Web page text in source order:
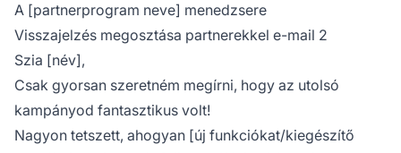
A [partnerprogram neve] menedzsere
Visszajelzés megosztása partnerekkel e-mail 2
Szia [név],
Csak gyorsan szeretném megírni, hogy az utolsó
kampányod fantasztikus volt!
Nagyon tetszett, ahogyan [új funkciókat/kiegészítő